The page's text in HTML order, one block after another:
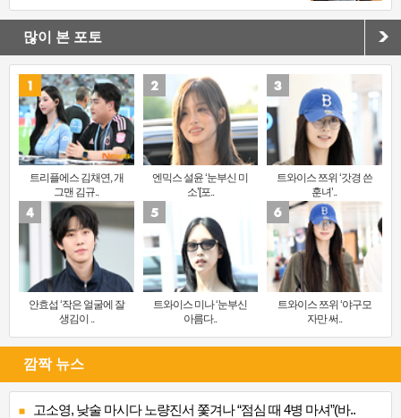
많이 본 포토
트리플에스 김채연, 개
그맨 김규..
엔믹스 설윤 ‘눈부신 미
소’[포..
트와이스 쯔위 ‘갓경 쓴
훈녀’..
안효섭 ‘작은 얼굴에 잘
생김이 ..
트와이스 미나 ‘눈부신
아름다..
트와이스 쯔위 ‘야구모
자만 써..
깜짝 뉴스
고소영, 낮술 마시다 노량진서 쫓겨나 “점심 때 4병 마셔”(바..